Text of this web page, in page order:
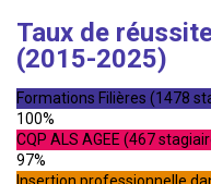
Taux de
(2015-2025)
Formations Filières (1478
100%
CQP ALS AGEE (467
97%